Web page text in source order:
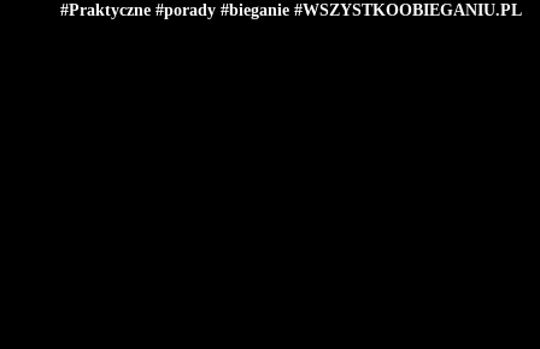
#Praktyczne #porady #bieganie #WSZYSTKOOBIEGANIU.PL